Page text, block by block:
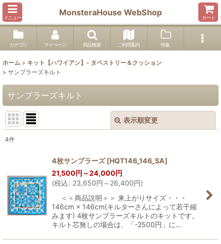
メニュー
MonsteraHouse WebShop
カート
カテゴリ マイページ 商品検索 ご利用案内 特集
ホーム > キット【ハワイアン】- タペストリー＆クッション
> サンプラーズキルト
サンプラーズキルト
表示順変更
並び順:
絞り込む
4件
4枚サンプラーズ [HQT146_146_SA]
21,500円 ～24,000円
(税込: 23,650円 ～26,400円)
＜＜商品説明＞＞ 来上がりサイズ・・・
146cm × 146cm(キルターさんによって若干縮
みます) 4枚サンプラーズキルトのキットです。
キルト芯無しの場合は、「-2500円」に…